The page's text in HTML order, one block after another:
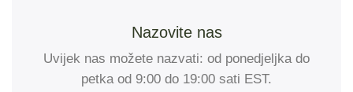
Nazovite nas
Uvijek nas možete nazvati: od ponedjeljka do
petka od 9:00 do 19:00 sati EST.